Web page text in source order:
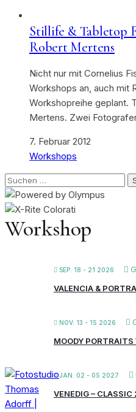
Stillife & Tabletop
Robert Mertens
Nicht nur mit Cornelius
Workshops an, auch mit
Workshopreihe geplant.
Mertens. Zwei
7. Februar 2012
Workshops
Suchen
nach:
Workshop
SEP. 18 - 21 2026
VALENCIA &
NOV. 13 - 15 2026
MOODY PORTRAITS
JAN. 02 - 05 2027
VENEDIG –